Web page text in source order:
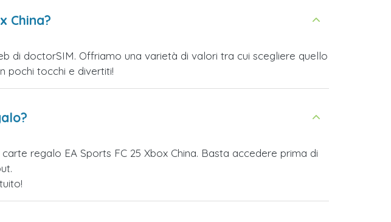
China?
di doctorSIM. Offriamo una varietà di valori tra cui scegliere quello
pochi tocchi e divertiti!
regalo EA Sports FC 25 Xbox China. Basta accedere prima di